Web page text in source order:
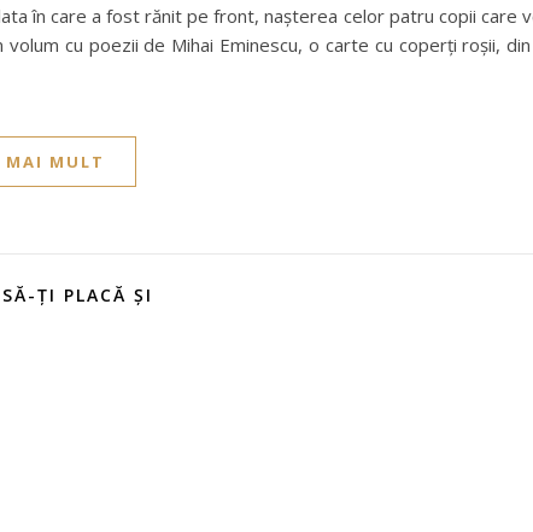
în care a fost rănit pe front, nașterea celor patru copii care
cu poezii de Mihai Eminescu, o carte cu coperți roșii,
MAI MULT
ȚI PLACĂ ȘI